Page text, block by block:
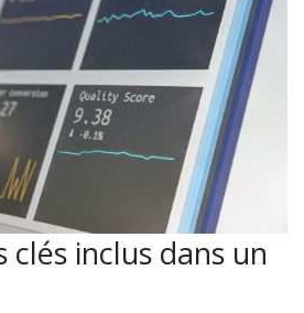
clés inclus dans un